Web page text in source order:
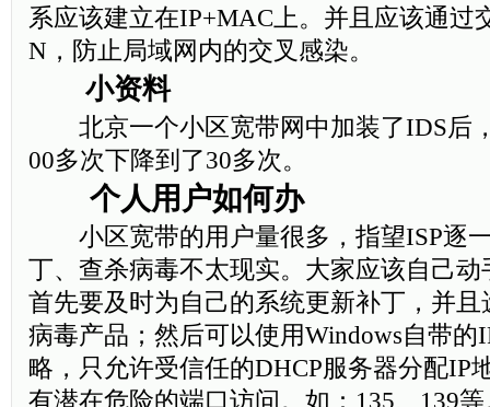
系应该建立在IP+MAC上。并且应该通过
N，防止局域网内的交叉感染。
小资料
北京一个小区宽带网中加装了IDS后
00多次下降到了30多次。
个人用户如何办
小区宽带的用户量很多，指望ISP逐
丁、查杀病毒不太现实。大家应该自己
首先要及时为自己的系统更新补丁，并
病毒产品；然后可以使用Windows自带的
略，只允许受信任的DHCP服务器分配IP
有潜在危险的端口访问。如：135、139